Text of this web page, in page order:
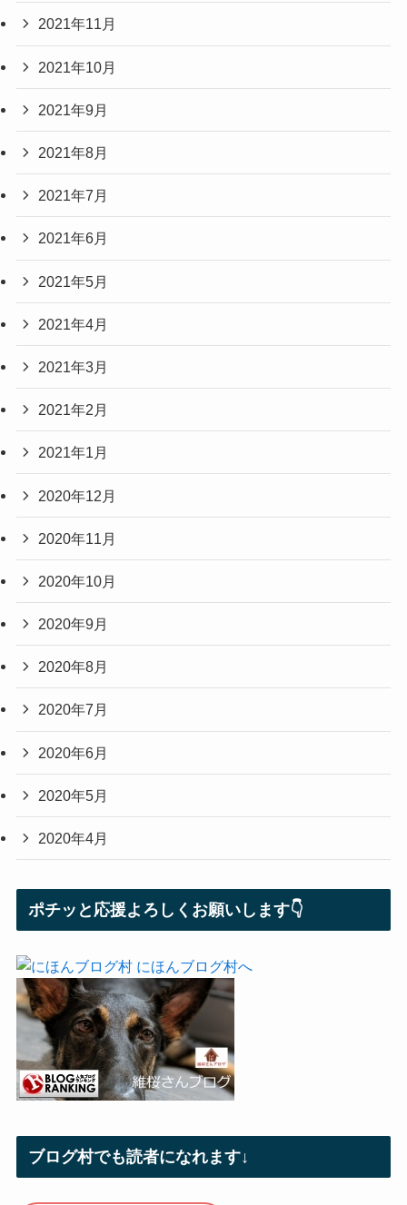
2021年11月
2021年10月
2021年9月
2021年8月
2021年7月
2021年6月
2021年5月
2021年4月
2021年3月
2021年2月
2021年1月
2020年12月
2020年11月
2020年10月
2020年9月
2020年8月
2020年7月
2020年6月
2020年5月
2020年4月
ポチッと応援よろしくお願いします👇
ブログ村でも読者になれます↓